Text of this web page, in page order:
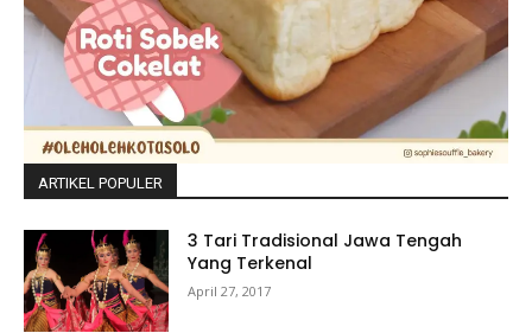
ARTIKEL POPULER
3 Tari Tradisional Jawa Tengah
Yang Terkenal
April 27, 2017